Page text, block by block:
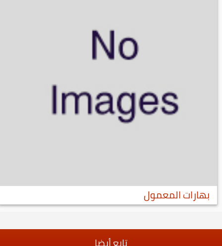
بهارات المعمول